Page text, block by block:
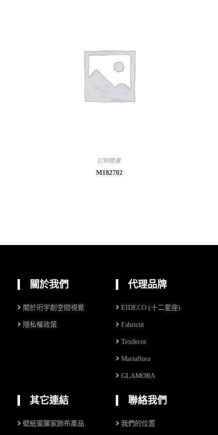
訂制壁畫
M182702
關於我們
關於珩宇創空間視覺
隱私權政策
代理品牌
EIDECO (十二星座)
Fabricut
Texdecor
Mariaflora
GLAMORA
其它連結
壁紙窗簾家飾布產品
聯絡我們
我們的位置